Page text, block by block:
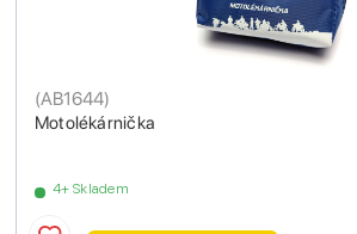
Motolékárnička
(AB1644)
4+ Skladem